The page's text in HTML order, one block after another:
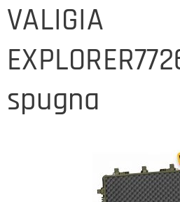
VALIGIA
spugna